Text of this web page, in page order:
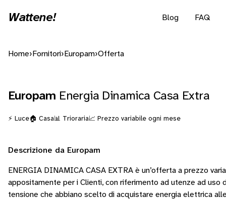
Wattene! Blog FAQ
Home› Fornitori› Europam›Offerta
Europam Energia Dinamica Casa Extra
⚡ Luce🏠 Casa📊 Trioraria📈 Prezzo variabile ogni mese
Descrizione da Europam
ENERGIA DINAMICA CASA EXTRA è un’offerta a prezzo
appositamente per i Clienti, con riferimento ad utenze ad uso
tensione che abbiano scelto di acquistare energia elettrica